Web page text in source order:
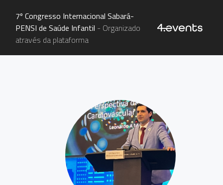
7º Congresso Internacional Sabará-
PENSI de Saúde Infantil - Organizado
através da plataforma